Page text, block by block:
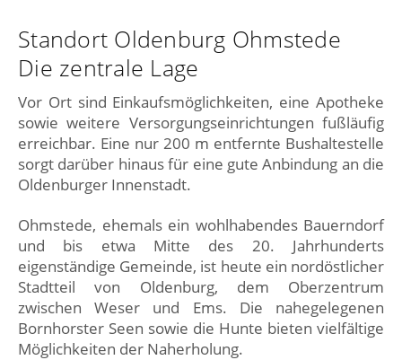
Standort Oldenburg Ohmstede
Die zentrale Lage
Vor Ort sind Einkaufsmöglichkeiten, eine Apotheke
sowie weitere Versorgungseinrichtungen fußläufig
erreichbar. Eine nur 200 m entfernte Bushaltestelle
sorgt darüber hinaus für eine gute Anbindung an die
Oldenburger Innenstadt.
Ohmstede, ehemals ein wohlhabendes Bauerndorf
und bis etwa Mitte des 20. Jahrhunderts
eigenständige Gemeinde, ist heute ein nordöstlicher
Stadtteil von Oldenburg, dem Oberzentrum
zwischen Weser und Ems. Die nahegelegenen
Bornhorster Seen sowie die Hunte bieten vielfältige
Möglichkeiten der Naherholung.